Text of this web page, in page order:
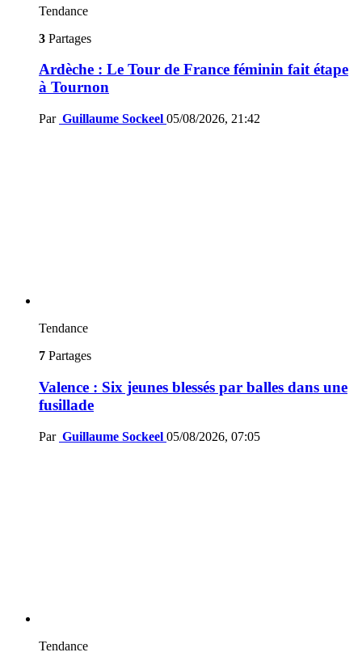
Tendance
3 Partages
Ardèche : Le Tour de France féminin fait étape
à Tournon
Par Guillaume Sockeel 05/08/2026, 21:42
Tendance
7 Partages
Valence : Six jeunes blessés par balles dans une
fusillade
Par Guillaume Sockeel 05/08/2026, 07:05
Tendance